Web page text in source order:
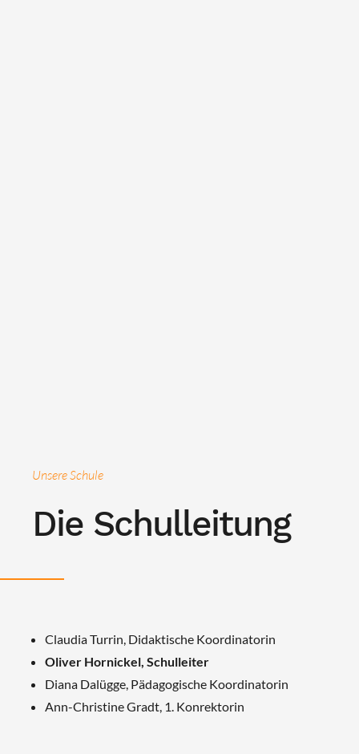
Unsere Schule
Die Schulleitung
Claudia Turrin, Didaktische Koordinatorin
Oliver Hornickel, Schulleiter
Diana Dalügge, Pädagogische Koordinatorin
Ann-Christine Gradt, 1. Konrektorin